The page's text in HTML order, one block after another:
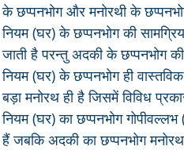
के छप्पनभोग और मनोरथी के
नियम (घर) के छप्पनभोग की
जाती है परन्तु अदकी के छप्पनभोग की
नियम (घर) के छप्पनभोग ही
बड़ा मनोरथ ही है जिसमें विविध
नियम (घर) का छप्पनभोग
हैं जबकि अदकी का छप्पनभोग